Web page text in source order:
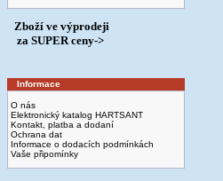
Zboží ve výprodeji
­ za SUPER ceny->
Informace
O nás
Elektronický katalog HARTSANT
Kontakt, platba a dodaní
Ochrana dat
Informace o dodacích podmínkách
Vaše připomínky